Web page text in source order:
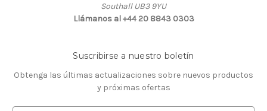
Southall UB3 9YU
Llámanos al +44 20 8843 0303
Suscribirse a nuestro boletín
Obtenga las últimas actualizaciones sobre nuevos productos
y próximas ofertas